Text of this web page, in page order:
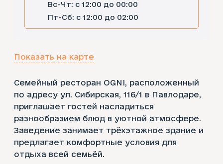
Семейный ресторан OGNI, расположенный
по адресу ул. Сибирская, 116/1 в Павлодаре,
приглашает гостей насладиться
разнообразием блюд в уютной атмосфере.
Заведение занимает трёхэтажное здание и
предлагает комфортные условия для
отдыха всей семьёй.​
Вс-Чт: с 12:00 до 00:00
Пт-Сб: с 12:00 до 02:00
Показать на карте